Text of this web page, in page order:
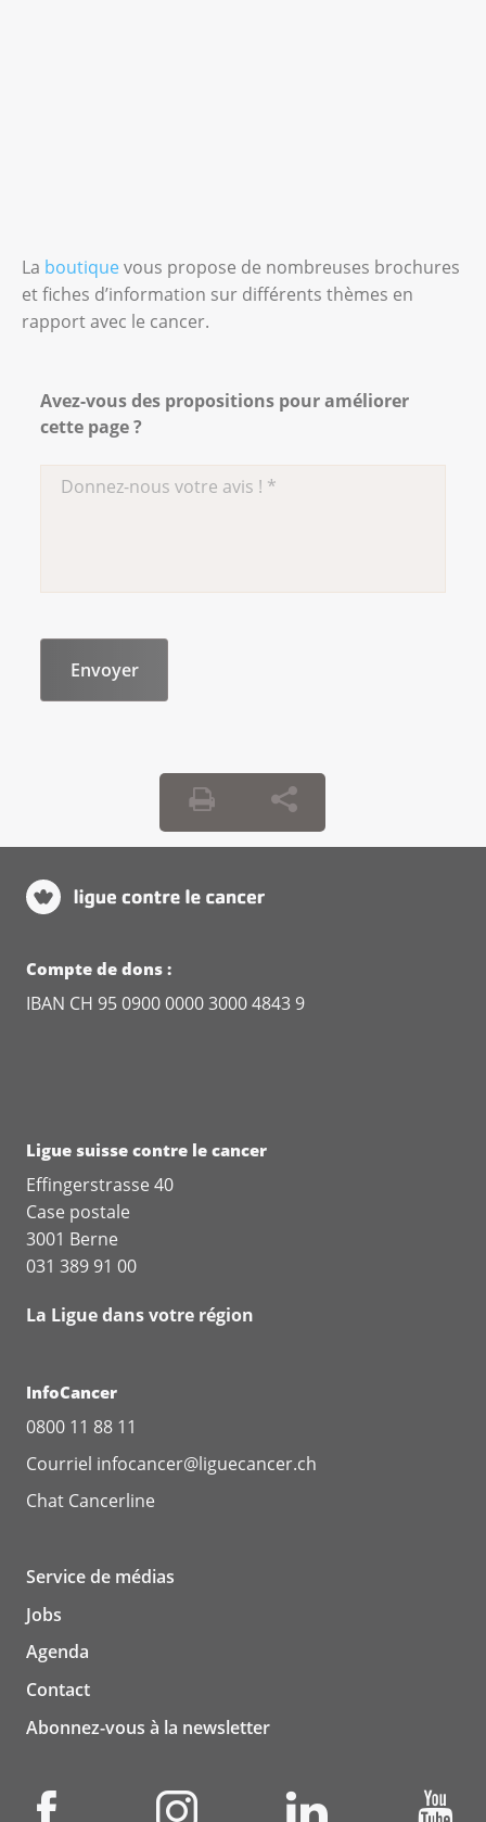
La boutiquevous propose de nombreuses brochures
et fiches d’information sur différents thèmes en
rapport avec le cancer.
Avez-vous des propositions pour améliorer
cette page ?
Compte de dons :
IBAN CH 95 0900 0000 3000 4843 9
Ligue suisse contre le cancer
Effingerstrasse 40
Case postale
3001 Berne
031 389 91 00
La Ligue dans votre région
InfoCancer
0800 11 88 11
Courriel infocancer@liguecancer.ch
Chat Cancerline
Service de médias
Jobs
Agenda
Contact
Abonnez-vous à la newsletter